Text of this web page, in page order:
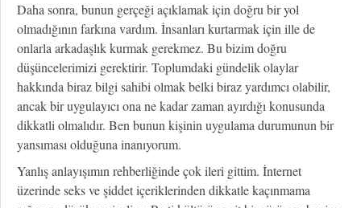
Daha sonra, bunun gerçeği açıklamak için doğru bir yol
olmadığının farkına vardım. İnsanları kurtarmak için ille de
onlarla arkadaşlık kurmak gerekmez. Bu bizim doğru
düşüncelerimizi gerektirir. Toplumdaki gündelik olaylar
hakkında biraz bilgi sahibi olmak belki biraz yardımcı olabilir,
ancak bir uygulayıcı ona ne kadar zaman ayırdığı konusunda
dikkatli olmalıdır. Ben bunun kişinin uygulama durumunun bir
yansıması olduğuna inanıyorum.
Yanlış anlayışımın rehberliğinde çok ileri gittim. İnternet
üzerinde seks ve şiddet içeriklerinden dikkatle kaçınmama